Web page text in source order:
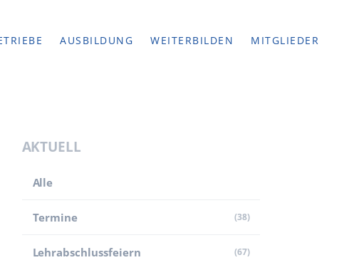
AUSBILDUNG WEITERBILDEN MITGLIEDER
AKTUELL
Alle
Termine (38)
Lehr­abschluss­feiern (67)